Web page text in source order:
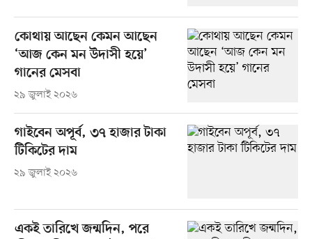
কোথায় আছেন কেমন আছেন
‘আজ কেন মন উদাসী হয়ে’
গানের মেসবা
২৯ জুলাই ২০২৬
গাইবেন অপূর্ব, ৩৭ হাজার টাকা
টিকিটের দাম
২৯ জুলাই ২০২৬
একই তারিখে জন্মদিন, পরে